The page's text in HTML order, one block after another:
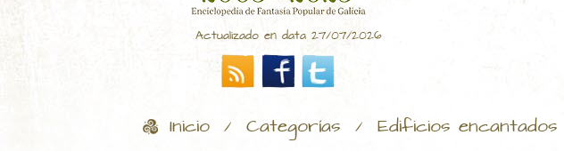
Actualizado en data 27/07/2026
Inicio / Categorías / Edificios encantados